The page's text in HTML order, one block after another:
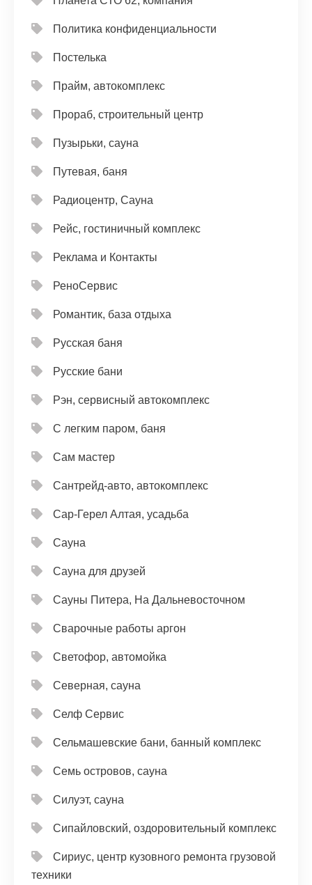
Политика конфиденциальности
Постелька
Прайм, автокомплекс
Прораб, строительный центр
Пузырьки, сауна
Путевая, баня
Радиоцентр, Сауна
Рейс, гостиничный комплекс
Реклама и Контакты
РеноСервис
Романтик, база отдыха
Русская баня
Русские бани
Рэн, сервисный автокомплекс
С легким паром, баня
Сам мастер
Сантрейд-авто, автокомплекс
Сар-Герел Алтая, усадьба
Сауна
Сауна для друзей
Сауны Питера, На Дальневосточном
Сварочные работы аргон
Светофор, автомойка
Северная, сауна
Селф Сервис
Сельмашевские бани, банный комплекс
Семь островов, сауна
Силуэт, сауна
Сипайловский, оздоровительный комплекс
Сириус, центр кузовного ремонта грузовой
техники